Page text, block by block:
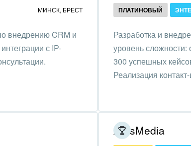
услуги, ЖКХ
МИНСК, БРЕСТ
внедрению CRM и
с IP-
ПЛАТИНОВЫЙ
Разработка и
уровень сложности:
300 успешных
Реализация
ArtisMedia